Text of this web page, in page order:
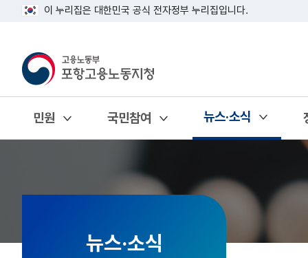
이 누리집은 대한민국 공식 전자정부 누리집입니다.
민원
열기
국민참여
열기
뉴스·소식
열기
뉴스·소식